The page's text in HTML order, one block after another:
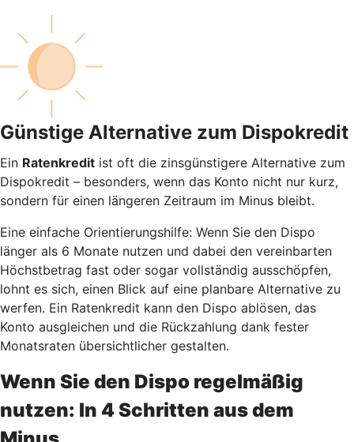
Günstige Alternative zum Dispokredit
Ein Ratenkredit ist oft die zinsgünstigere Alternative zum
Dispokredit – besonders, wenn das Konto nicht nur kurz,
sondern für einen längeren Zeitraum im Minus bleibt.
Eine einfache Orientierungshilfe: Wenn Sie den Dispo
länger als 6 Monate nutzen und dabei den vereinbarten
Höchstbetrag fast oder sogar vollständig ausschöpfen,
lohnt es sich, einen Blick auf eine planbare Alternative zu
werfen. Ein Ratenkredit kann den Dispo ablösen, das
Konto ausgleichen und die Rückzahlung dank fester
Monatsraten übersichtlicher gestalten.
Wenn Sie den Dispo regelmäßig
nutzen: In 4 Schritten aus dem